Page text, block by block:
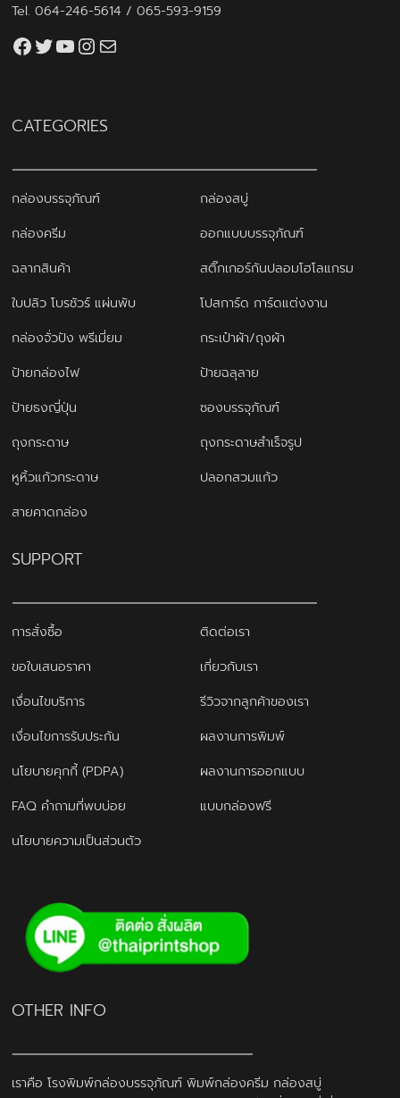
Tel.064-246-5614 /065-593-9159
Facebook
Twitter
YouTube
Instagram
thaiprintshop.aw@gmail.com
CATEGORIES
กล่องบรรจุภัณฑ์
กล่องสบู่
กล่องครีม
ออกแบบบรรจุภัณฑ์
ฉลากสินค้า
สติ๊กเกอร์กันปลอมโฮโลแกรม
ใบปลิว โบรชัวร์ แผ่นพับ
โปสการ์ด การ์ดแต่งงาน
กล่องจั่วปัง พรีเมี่ยม
กระเป๋าผ้า/ถุงผ้า
ป้ายกล่องไฟ
ป้ายฉลุลาย
ป้ายธงญี่ปุ่น
ซองบรรจุภัณฑ์
ถุงกระดาษ
ถุงกระดาษสำเร็จรูป
หูหิ้วแก้วกระดาษ
ปลอกสวมแก้ว
สายคาดกล่อง
SUPPORT
การสั่งซื้อ
ติดต่อเรา
ขอใบเสนอราคา
เกี่ยวกับเรา
เงื่อนไขบริการ
รีวิวจากลูกค้าของเรา
เงื่อนไขการรับประกัน
ผลงานการพิมพ์
นโยบายคุกกี้ (PDPA)
ผลงานการออกแบบ
FAQ คำถามที่พบบ่อย
แบบกล่องฟรี
นโยบายความเป็นส่วนตัว
OTHER INFO
เราคือ โรงพิมพ์กล่องบรรจุภัณฑ์ พิมพ์กล่องครีม กล่องสบู่